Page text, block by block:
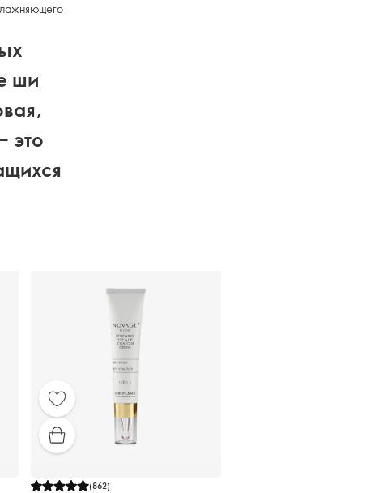
ши
это
(862)